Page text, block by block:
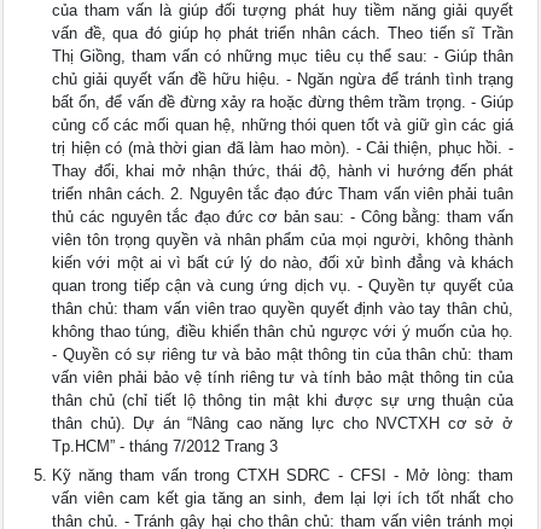
của tham vấn là giúp đối tượng phát huy tiềm năng giải quyết
vấn đề, qua đó giúp họ phát triển nhân cách. Theo tiến sĩ Trần
Thị Giồng, tham vấn có những mục tiêu cụ thể sau: - Giúp thân
chủ giải quyết vấn đề hữu hiệu. - Ngăn ngừa để tránh tình trạng
bất ổn, để vấn đề đừng xảy ra hoặc đừng thêm trầm trọng. - Giúp
củng cố các mối quan hệ, những thói quen tốt và giữ gìn các giá
trị hiện có (mà thời gian đã làm hao mòn). - Cải thiện, phục hồi. -
Thay đổi, khai mở nhận thức, thái độ, hành vi hướng đến phát
triển nhân cách. 2. Nguyên tắc đạo đức Tham vấn viên phải tuân
thủ các nguyên tắc đạo đức cơ bản sau: - Công bằng: tham vấn
viên tôn trọng quyền và nhân phẩm của mọi người, không thành
kiến với một ai vì bất cứ lý do nào, đối xử bình đẳng và khách
quan trong tiếp cận và cung ứng dịch vụ. - Quyền tự quyết của
thân chủ: tham vấn viên trao quyền quyết định vào tay thân chủ,
không thao túng, điều khiển thân chủ ngược với ý muốn của họ.
- Quyền có sự riêng tư và bảo mật thông tin của thân chủ: tham
vấn viên phải bảo vệ tính riêng tư và tính bảo mật thông tin của
thân chủ (chỉ tiết lộ thông tin mật khi được sự ưng thuận của
thân chủ). Dự án “Nâng cao năng lực cho NVCTXH cơ sở ở
Tp.HCM” - tháng 7/2012 Trang 3
Kỹ năng tham vấn trong CTXH SDRC - CFSI - Mở lòng: tham
vấn viên cam kết gia tăng an sinh, đem lại lợi ích tốt nhất cho
thân chủ. - Tránh gây hại cho thân chủ: tham vấn viên tránh mọi